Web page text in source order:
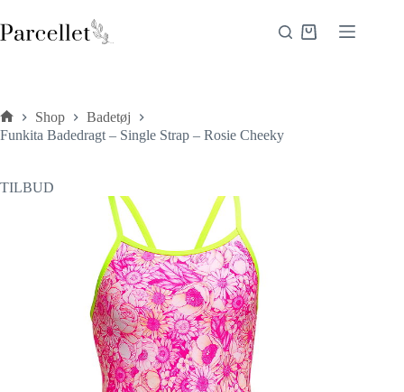
til
indhold
Indkøbskurv
Forside
Shop
Badetøj
Funkita Badedragt – Single Strap – Rosie Cheeky
TILBUD